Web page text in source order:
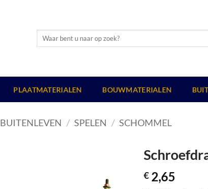
Zoeken
PLAATMATERIALEN BOUWMATERIALEN
BUITENLEVEN / SPELEN / SCHOMMEL
€ 2,65